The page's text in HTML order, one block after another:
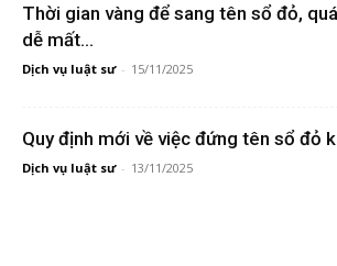
Thời gian vàng để sang tên sổ đỏ,
dễ mất...
Dịch vụ luật sư - 15/11/2025
Quy định mới về việc đứng tên sổ đỏ
Dịch vụ luật sư - 13/11/2025